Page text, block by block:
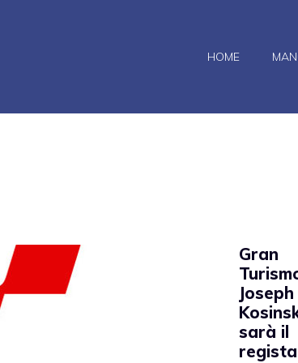
HOME
Gran
Joseph
sarà il
regista